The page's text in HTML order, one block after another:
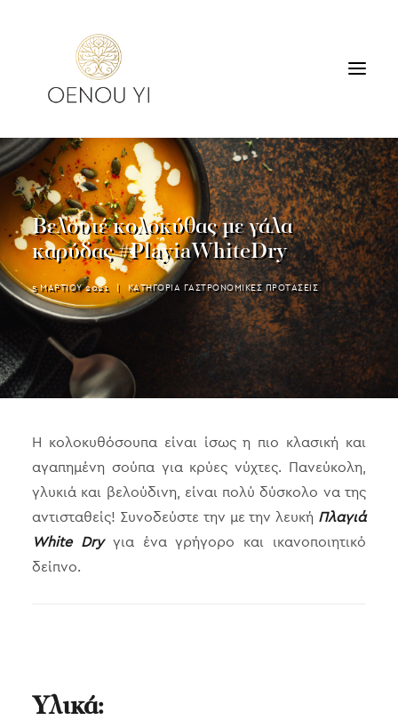
ΟΙΝΟΠΟΙΕΙΟ
ΠΡΟΪΟΝΤΑ
ΠΕΡΙΗΓΗΣΕΙΣ & ΓΕΥΣΙΓΝΩΣΙΑ
ΔΙΑΜΟΝΗ
ΕΠΙΚΟΙΝΩΝΙΑ
Βελουτέ κολοκύθας με γάλα
καρύδας #PlayiaWhiteDry
5 ΜΑΡΤΙΟΥ 2021 | ΚΑΤΗΓΟΡΙΑ ΓΑΣΤΡΟΝΟΜΙΚΕΣ ΠΡΟΤΑΣΕΙΣ
Η κολοκυθόσουπα είναι ίσως η πιο κλασική και
αγαπημένη σούπα για κρύες νύχτες. Πανεύκολη,
γλυκιά και βελούδινη, είναι πολύ δύσκολο να της
αντισταθείς! Συνοδεύστε την με την λευκή Πλαγιά
White Dryγια ένα γρήγορο και ικανοποιητικό
δείπνο.
Υλικά: